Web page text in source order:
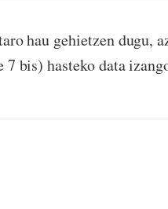
hau gehietzen dugu,
bis) hasteko data